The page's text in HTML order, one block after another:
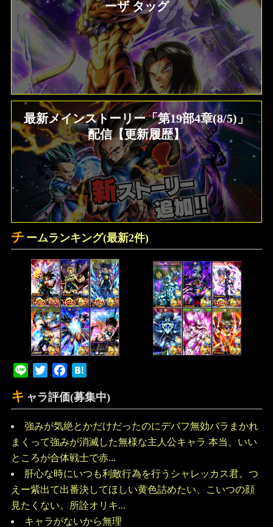
ーザ タッグ
最新メインストーリー「第19部4章(8/5)」
配信【更新履歴】
チ ームランキング(最新2件)
Line Twitter Facebook
キ ャラ評価(募集中)
強みが気絶とかだけだったのにデバフ無効バラまかれ
まくって強みが消滅した無様な主人公キャラ 本当、いい
ところが合体戦士で赤...
肝心な時にいつも利敵行為を行うシャレッカス君。つ
えー紫出て出番決してほしい黄色詰めたい、こいつの顔
見たくない。所詮オリキ...
キャラがないから無理